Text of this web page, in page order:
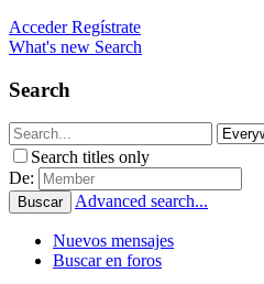
Acceder Regístrate
What's new Search
Search
Search titles only
De:
Buscar Advanced search...
Nuevos mensajes
Buscar en foros